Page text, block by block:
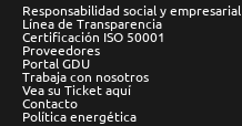
Responsabilidad social y empresarial
Línea de Transparencia
Certificación ISO 50001
Proveedores
Portal GDU
Trabaja con nosotros
Vea su Ticket aquí
Contacto
Política energética